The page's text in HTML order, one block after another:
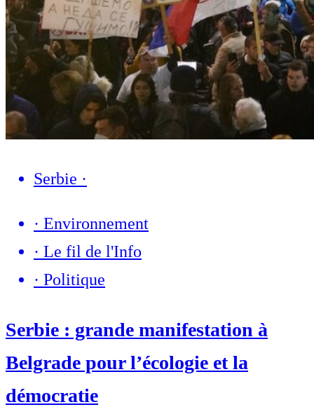
Serbie ·
· Environnement
· Le fil de l'Info
· Politique
Serbie : grande manifestation à
Belgrade pour l’écologie et la
démocratie